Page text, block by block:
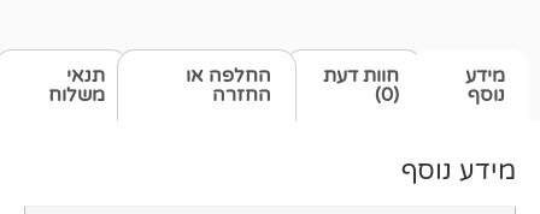
תנאי
משלוח
חוות דעת
החלפה או
החזרה